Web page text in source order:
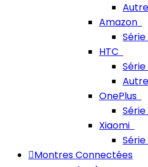
Amazon
Série
HTC
Série
OnePlus
Xiaomi
Montres Connectées